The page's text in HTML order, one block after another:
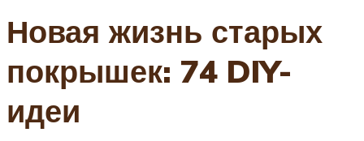
Новая жизнь старых
покрышек: 74 DIY-
идеи